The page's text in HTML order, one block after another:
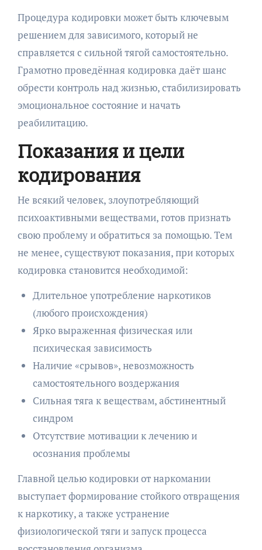
Процедура кодировки может быть ключевым
решением для зависимого, который не
справляется с сильной тягой самостоятельно.
Грамотно проведённая кодировка даёт шанс
обрести контроль над жизнью, стабилизировать
эмоциональное состояние и начать
реабилитацию.
Показания и цели
кодирования
Не всякий человек, злоупотребляющий
психоактивными веществами, готов признать
свою проблему и обратиться за помощью. Тем
не менее, существуют показания, при которых
кодировка становится необходимой:
Длительное употребление наркотиков
(любого происхождения)
Ярко выраженная физическая или
психическая зависимость
Наличие «срывов», невозможность
самостоятельного воздержания
Сильная тяга к веществам, абстинентный
синдром
Отсутствие мотивации к лечению и
осознания проблемы
Главной целью кодировки от наркомании
выступает формирование стойкого отвращения
к наркотику, а также устранение
физиологической тяги и запуск процесса